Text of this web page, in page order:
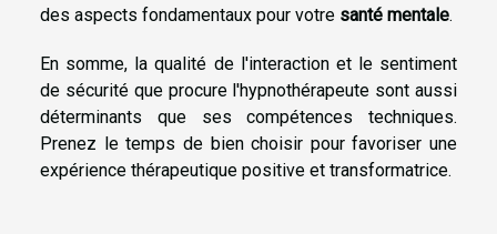
des aspects fondamentaux pour votre santé mentale.
En somme, la qualité de l'interaction et le sentiment
de sécurité que procure l'hypnothérapeute sont aussi
déterminants que ses compétences techniques.
Prenez le temps de bien choisir pour favoriser une
expérience thérapeutique positive et transformatrice.